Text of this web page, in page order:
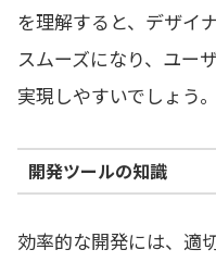
を理解すると、デザイ
スムーズになり、ユー
実現しやすいでしょう。
開発ツールの知識
効率的な開発には、適